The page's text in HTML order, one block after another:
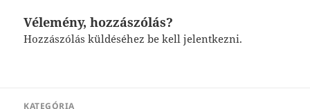
Vélemény, hozzászólás?
Hozzászólás küldéséhezbe kell jelentkezni.
KATEGÓRIA